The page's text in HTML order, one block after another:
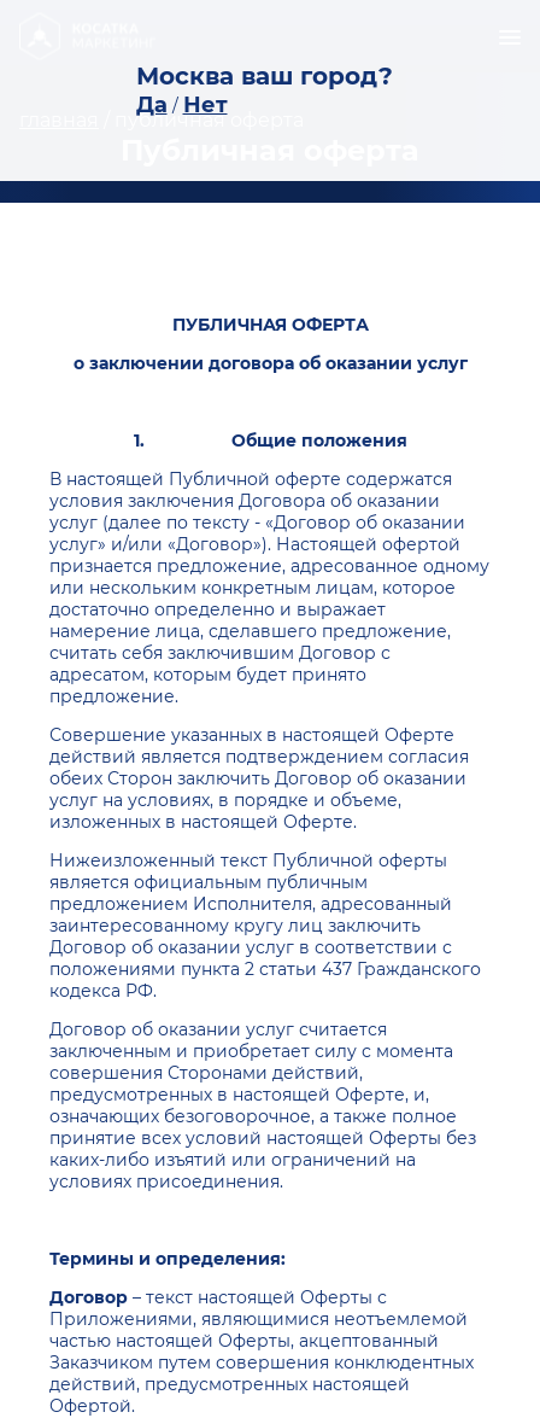
Москва ваш город?
Да / Нет
публичная оферта
ПУБЛИЧНАЯ ОФЕРТА
о заключении договора об оказании услуг
1. Общие положения
В настоящей Публичной оферте содержатся
условия заключения Договора об оказании
услуг (далее по тексту - «Договор об оказании
услуг» и/или «Договор»). Настоящей офертой
признается предложение, адресованное одному
или нескольким конкретным лицам, которое
достаточно определенно и выражает
намерение лица, сделавшего предложение,
считать себя заключившим Договор с
адресатом, которым будет принято
предложение.
Совершение указанных в настоящей Оферте
действий является подтверждением согласия
обеих Сторон заключить Договор об оказании
услуг на условиях, в порядке и объеме,
изложенных в настоящей Оферте.
Нижеизложенный текст Публичной оферты
является официальным публичным
предложением Исполнителя, адресованный
заинтересованному кругу лиц заключить
Договор об оказании услуг в соответствии с
положениями пункта 2 статьи 437 Гражданского
кодекса РФ.
Договор об оказании услуг считается
заключенным и приобретает силу с момента
совершения Сторонами действий,
предусмотренных в настоящей Оферте, и,
означающих безоговорочное, а также полное
принятие всех условий настоящей Оферты без
каких-либо изъятий или ограничений на
условиях присоединения.
Термины и определения:
Договор – текст настоящей Оферты с
Приложениями, являющимися неотъемлемой
частью настоящей Оферты, акцептованный
Заказчиком путем совершения конклюдентных
действий, предусмотренных настоящей
Офертой.